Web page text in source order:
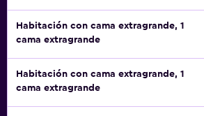
Habitación con cama extragrande, 1
cama extragrande
Habitación con cama extragrande, 1
cama extragrande